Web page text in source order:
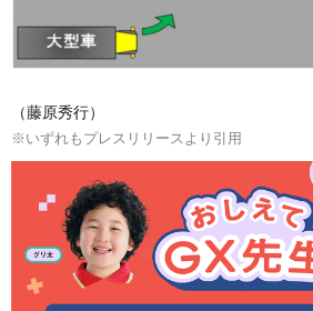
（藤原秀行）
※いずれもプレスリリースより引用